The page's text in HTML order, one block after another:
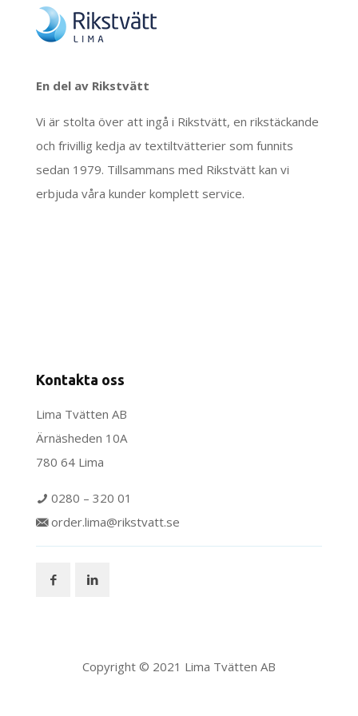
En del av Rikstvätt
Vi är stolta över att ingå i Rikstvätt, en rikstäckande
och frivillig kedja av textiltvätterier som funnits
sedan 1979. Tillsammans med Rikstvätt kan vi
erbjuda våra kunder komplett service.
Kontakta oss
Lima Tvätten AB
Ärnäsheden 10A
780 64 Lima
0280 – 320 01
order.lima@rikstvatt.se
Copyright © 2021 Lima Tvätten AB